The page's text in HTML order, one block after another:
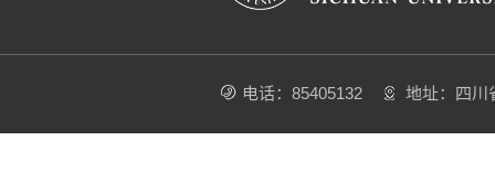
电话：85405132 地址：四川